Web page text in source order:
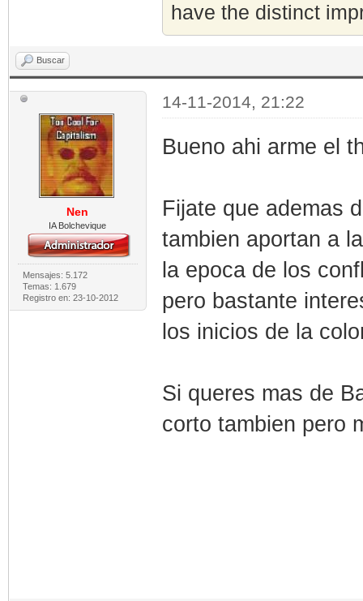
have the distinct
Buscar
Nen
IA Bolchevique
Mensajes: 5.172
Temas: 1.679
Registro en: 23-10-2012
14-11-2014, 21:22
Bueno ahi arme el
Fijate que ademas
tambien aportan a
la epoca de los
pero bastante
los inicios de la
Si queres mas de
corto tambien pero